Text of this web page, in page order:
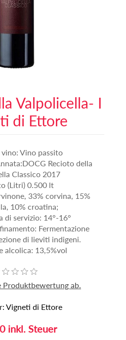
Valpolicella- I
di Ettore
Vino passito
Recioto della
Classico 2017
(Litri) 0.500 lt
33% corvina, 15%
10% croatina;
di servizio: 14°-16°
Fermentazione
di lieviti indigeni.
alcolica: 13,5%vol
Produktbewertung ab.
Vigneti di Ettore
inkl. Steuer